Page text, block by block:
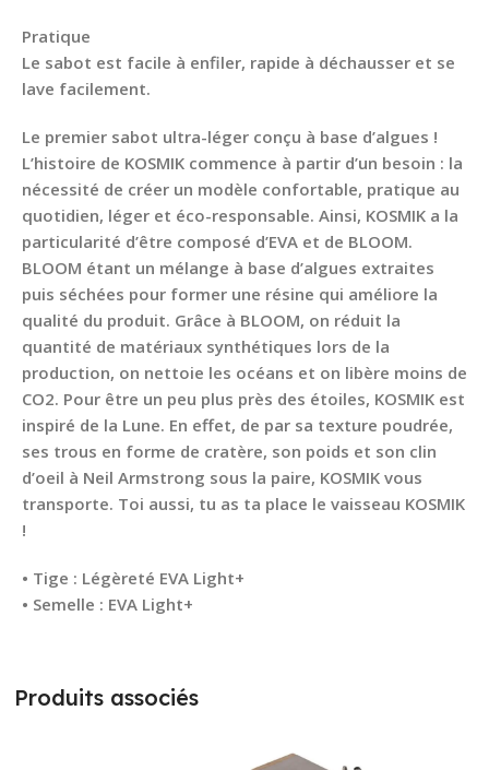
Pratique
Le sabot est facile à enfiler, rapide à déchausser et se
lave facilement.
Le premier sabot ultra-léger conçu à base d’algues !
L’histoire de KOSMIK commence à partir d’un besoin : la
nécessité de créer un modèle confortable, pratique au
quotidien, léger et éco-responsable. Ainsi, KOSMIK a la
particularité d’être composé d’EVA et de BLOOM.
BLOOM étant un mélange à base d’algues extraites
puis séchées pour former une résine qui améliore la
qualité du produit. Grâce à BLOOM, on réduit la
quantité de matériaux synthétiques lors de la
production, on nettoie les océans et on libère moins de
CO2. Pour être un peu plus près des étoiles, KOSMIK est
inspiré de la Lune. En effet, de par sa texture poudrée,
ses trous en forme de cratère, son poids et son clin
d’oeil à Neil Armstrong sous la paire, KOSMIK vous
transporte. Toi aussi, tu as ta place le vaisseau KOSMIK
!
• Tige : Légèreté EVA Light+
• Semelle : EVA Light+
Produits associés